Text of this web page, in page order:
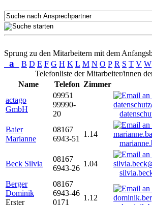
Sprung zu den Mitarbeitern mit dem
a B D E F G H K L M N O P R S T V W
Telefonliste der Mitarbeiter/innen
Name
Telefon Zimmer
actago
GmbH
09951
99990-
20
Baier
Marianne
08167
6943-51
1.14
Beck Silvia
08167
6943-26
1.04
Berger
Dominik
Erster
08167
6943-46
0171
1.12